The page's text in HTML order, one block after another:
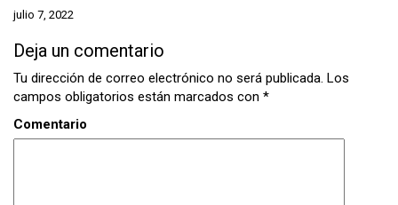
julio 7, 2022
Deja un comentario
Tu dirección de correo electrónico no será publicada. Los
campos obligatorios están marcados con *
Comentario